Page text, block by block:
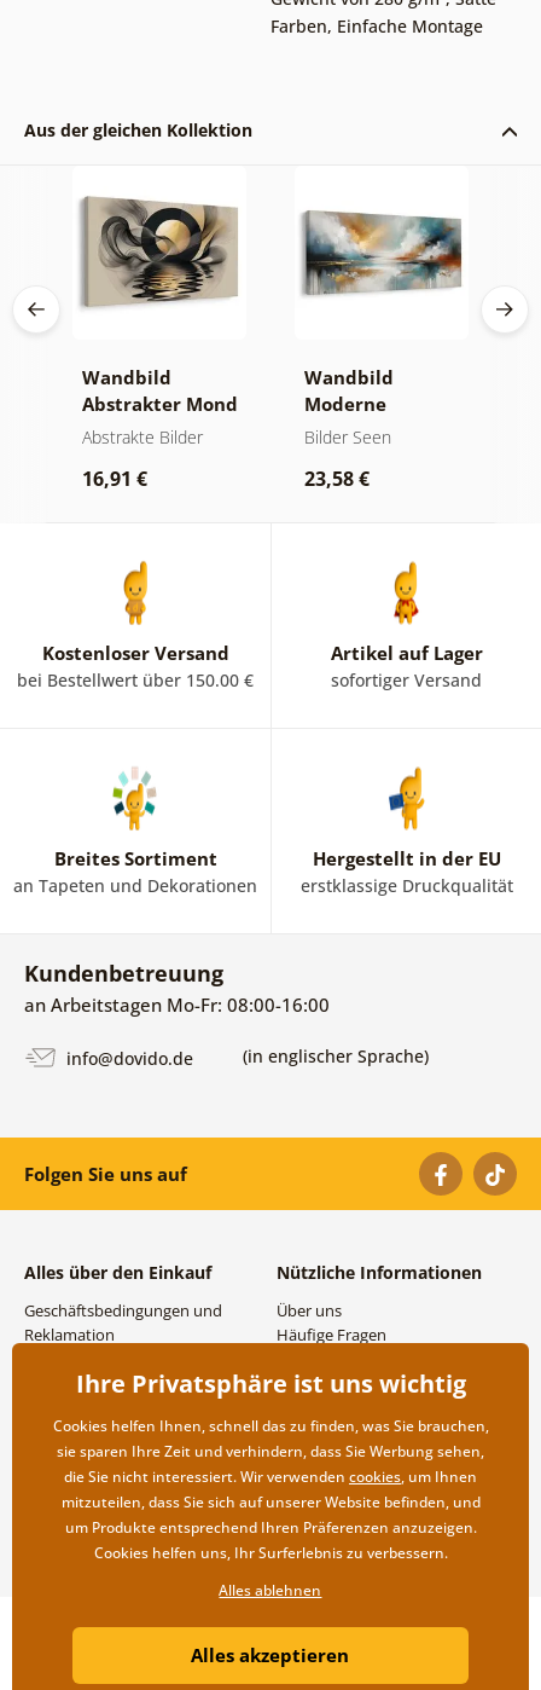
Farben, Einfache Montage
Aus der gleichen Kollektion
Wandbild
Abstrakter Mond
am Wasser
Abstrakte Bilder
16,91 €
Wandbild
Moderne
Abstraktion mit
Bilder Seen
23,58 €
Kostenloser Versand
bei Bestellwert über 150.00 €
Artikel auf Lager
sofortiger Versand
Breites Sortiment
an Tapeten und Dekorationen
Hergestellt in der EU
erstklassige Druckqualität
Kundenbetreuung
an Arbeitstagen Mo-Fr: 08:00-16:00
info@dovido.de (in englischer Sprache)
Folgen Sie uns auf
Alles über den Einkauf
Geschäftsbedingungen und
Reklamation
Versand- und
Rücksendung der Ware
Nützliche Informationen
Über uns
Häufige Fragen
Großhandel und
Copyright ©2019 © Dovido.de.
Litvanyi.sk| Online-Shop erstellt von
Ihre Privatsphäre ist uns wichtig
Cookies helfen Ihnen, schnell das zu finden, was Sie brauchen,
sie sparen Ihre Zeit und verhindern, dass Sie Werbung sehen,
die Sie nicht interessiert. Wir verwenden cookies, um Ihnen
mitzuteilen, dass Sie sich auf unserer Website befinden, und
um Produkte entsprechend Ihren Präferenzen anzuzeigen.
Cookies helfen uns, Ihr Surferlebnis zu verbessern.
Alles ablehnen
Alles akzeptieren